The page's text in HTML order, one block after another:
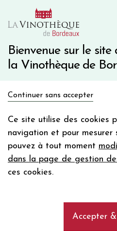
Bienvenue sur le site
la Vinothèque de
Continuer sans accepter
Ce site utilise des cookies
navigation et pour mesurer
pouvez à tout moment
dans la page de gestion
ces cookies.
Accepter
10€ de remise immédiate sur
Une question ?
en
Votre
email
En m’abonnant,